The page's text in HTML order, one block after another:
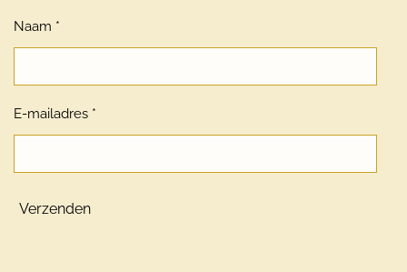
Naam *
E-mailadres *
Verzenden